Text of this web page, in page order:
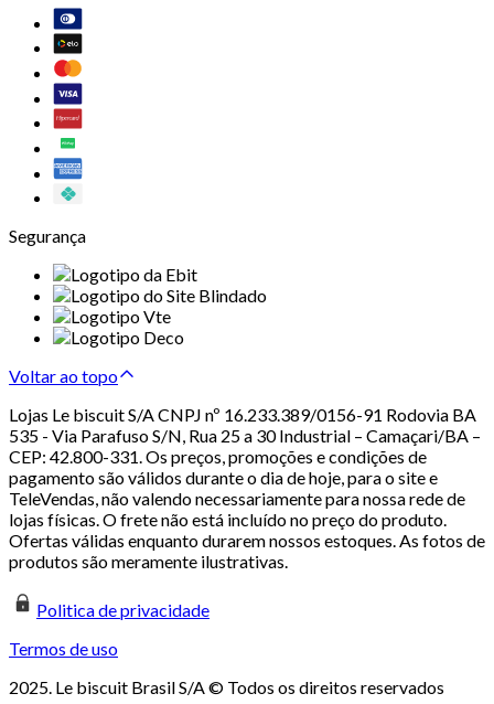
Segurança
Voltar ao topo
Lojas Le biscuit S/A CNPJ nº 16.233.389/0156-91 Rodovia BA
535 - Via Parafuso S/N, Rua 25 a 30 Industrial – Camaçari/BA –
CEP: 42.800-331. Os preços, promoções e condições de
pagamento são válidos durante o dia de hoje, para o site e
TeleVendas, não valendo necessariamente para nossa rede de
lojas físicas. O frete não está incluído no preço do produto.
Ofertas válidas enquanto durarem nossos estoques. As fotos de
produtos são meramente ilustrativas.
Politica de privacidade
Termos de uso
2025. Le biscuit Brasil S/A © Todos os direitos reservados